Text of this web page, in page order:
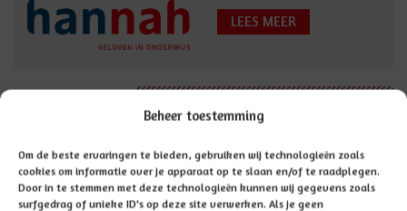
Beheer toestemming
Om de beste ervaringen te bieden, gebruiken wij technologieën zoals
cookies om informatie over je apparaat op te slaan en/of te raadplegen.
Door in te stemmen met deze technologieën kunnen wij gegevens zoals
surfgedrag of unieke ID's op deze site verwerken. Als je geen
LEES MEER